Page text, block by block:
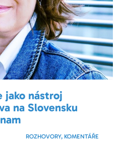
jako nástroj
na Slovensku
ROZHOVORY, KOMENTÁŘE